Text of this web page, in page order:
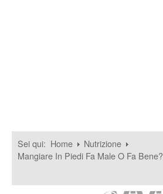
Sei qui: Home
Nutrizione
Mangiare In Piedi Fa Male O Fa Bene?